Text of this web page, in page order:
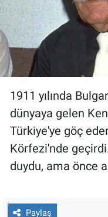
1911 yılında
dünyaya gelen
Türkiye'ye göç
Körfezi'nde
duydu, ama önce
Paylaş